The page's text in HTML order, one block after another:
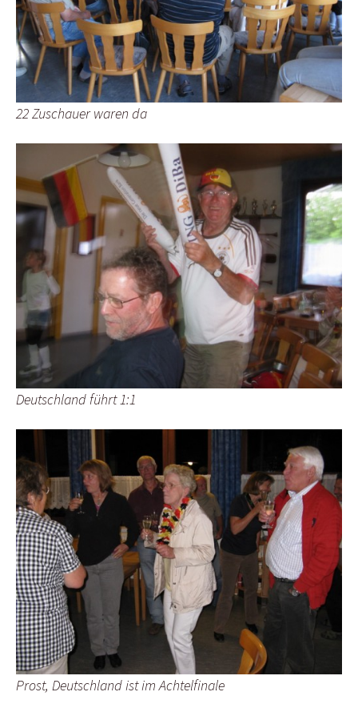
22 Zuschauer waren da
Deutschland führt 1:1
Prost, Deutschland ist im Achtelfinale